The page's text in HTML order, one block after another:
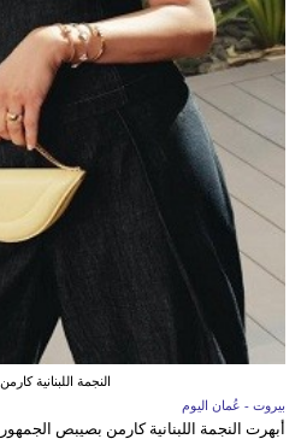
النجمة اللبنانية
بيروت - عُمان اليوم
أبهرت النجمة اللبنانية كارمن بصيبص